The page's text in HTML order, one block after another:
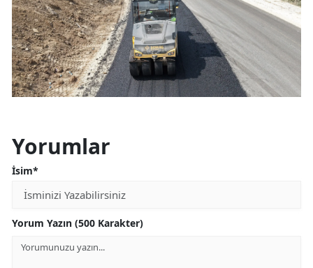
Yorumlar
İsim*
Yorum Yazın (500 Karakter)